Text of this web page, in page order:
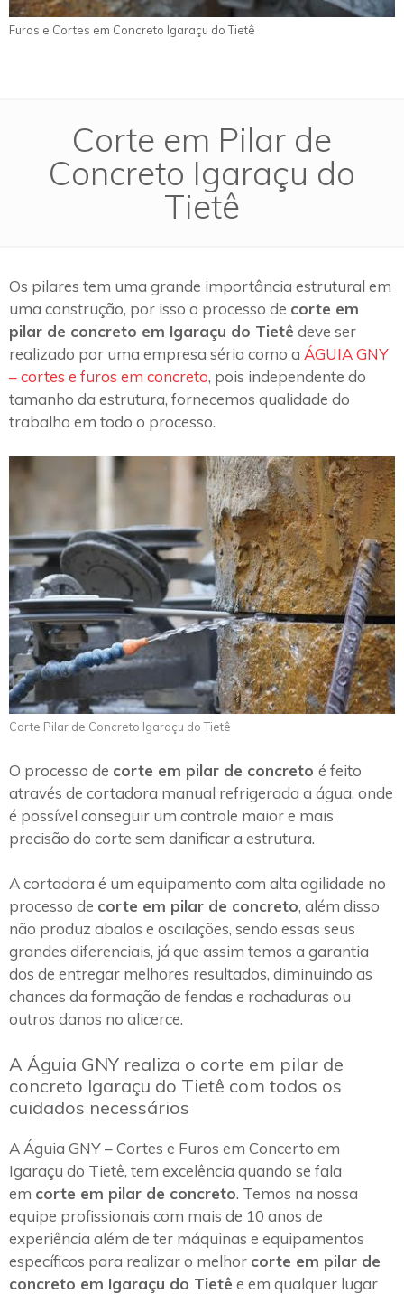
Furos e Cortes em Concreto Igaraçu do Tietê
Corte em Pilar de
Concreto Igaraçu do
Tietê
Os pilares tem uma grande importância estrutural em
uma construção, por isso o processo de corte em
pilar de concreto em Igaraçu do Tietê deve ser
realizado por uma empresa séria como a ÁGUIA GNY
– cortes e furos em concreto, pois independente do
tamanho da estrutura, fornecemos qualidade do
trabalho em todo o processo.
Corte Pilar de Concreto Igaraçu do Tietê
O processo de corte em pilar de concreto é feito
através de cortadora manual refrigerada a água, onde
é possível conseguir um controle maior e mais
precisão do corte sem danificar a estrutura.
A cortadora é um equipamento com alta agilidade no
processo de corte em pilar de concreto, além disso
não produz abalos e oscilações, sendo essas seus
grandes diferenciais, já que assim temos a garantia
dos de entregar melhores resultados, diminuindo as
chances da formação de fendas e rachaduras ou
outros danos no alicerce.
A Águia GNY realiza o corte em pilar de
concreto Igaraçu do Tietê com todos os
cuidados necessários
A Águia GNY – Cortes e Furos em Concerto em
Igaraçu do Tietê, tem excelência quando se fala
em corte em pilar de concreto. Temos na nossa
equipe profissionais com mais de 10 anos de
experiência além de ter máquinas e equipamentos
específicos para realizar o melhor corte em pilar de
concreto em Igaraçu do Tietê e em qualquer lugar